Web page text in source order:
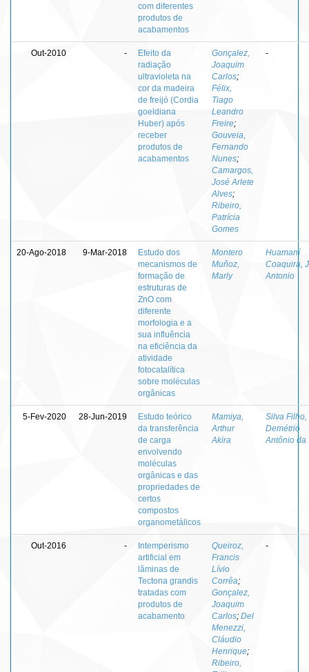
com diferentes
produtos de
acabamentos
Out-2010 -
Efeito da
radiação
ultravioleta na
cor da madeira
de freijó (Cordia
goeldiana
Huber) após
receber
produtos de
acabamentos
Gonçalez,
Joaquim
Carlos;
Félix,
Tiago
Leandro
Freire;
Gouveia,
Fernando
Nunes;
Camargos,
José Arlete
Alves;
Ribeiro,
Patrícia
Gomes
-
20-Ago-2018 9-Mar-2018
Estudo dos
mecanismos de
formação de
estruturas de
ZnO com
diferente
morfologia e a
sua influência
na eficiência da
atividade
fotocatalítica
sobre moléculas
orgânicas
Montero
Muñoz,
Marly
Huamaní
Coaquira,
Antonio
5-Fev-2020 28-Jun-2019
Estudo teórico
da transferência
de carga
envolvendo
moléculas
orgânicas e das
propriedades de
certos
compostos
organometálicos
Mamiya,
Arthur
Akira
Silva Filho,
Demétrio
Antônio da
Out-2016 -
Intemperismo
artificial em
lâminas de
Tectona grandis
tratadas com
produtos de
acabamento
Queiroz,
Francis
Lívio
Corrêa;
Gonçalez,
Joaquim
Carlos; Del
Menezzi,
Cláudio
Henrique;
Ribeiro,
-